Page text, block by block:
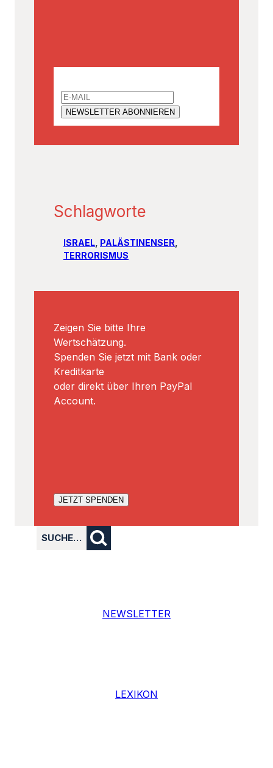
Schlagworte
ISRAEL PALÄSTINENSER
TERRORISMUS
Zeigen Sie bitte Ihre
Wertschätzung.
Spenden Sie jetzt mit Bank oder
Kreditkarte
oder direkt über Ihren PayPal
Account.
JETZT SPENDEN
SUCHE…
NEWSLETTER
LEXIKON